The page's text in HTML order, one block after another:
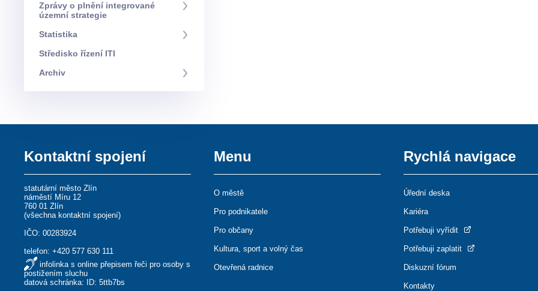
Zprávy o plnění integrované
územní strategie
Statistika
Středisko řízení ITI
Archiv
Kontaktní spojení
statutární město Zlín
náměstí Míru 12
760 01 Zlín
(všechna kontaktní spojení)
IČO: 00283924
telefon:+420 577 630 111
infolinka s online přepisem řeči pro osoby s
postižením sluchu
datová schránka: ID: 5ttb7bs
Menu
O městě
Pro podnikatele
Pro občany
Kultura, sport a volný čas
Otevřená radnice
Rychlá navigace
Úřední deska
Kariéra
Potřebuji vyřídit
Potřebuji zaplatit
Diskuzní fórum
Kontakty